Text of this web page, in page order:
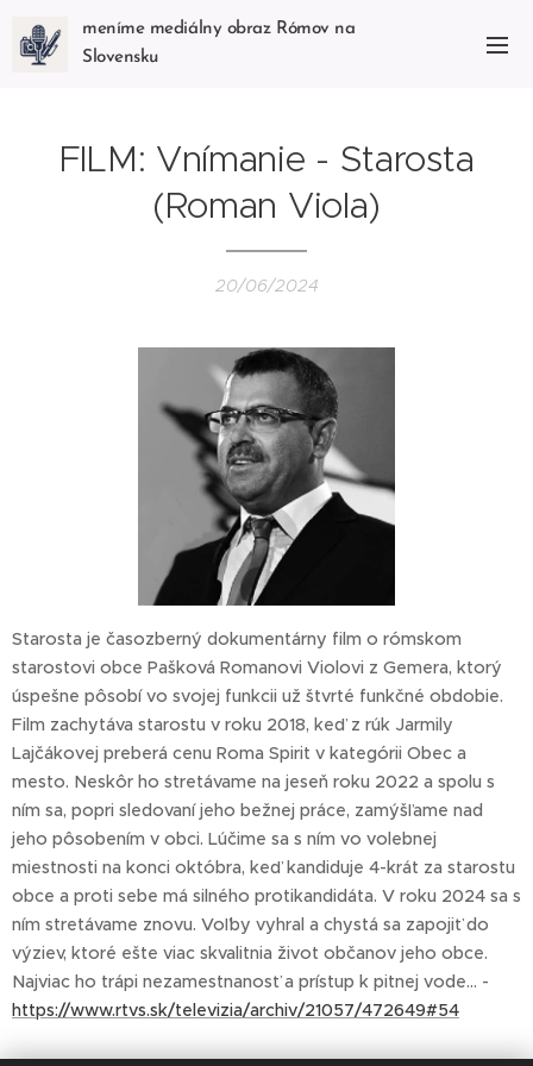
meníme mediálny obraz Rómov na
Slovensku
FILM: Vnímanie - Starosta
(Roman Viola)
20/06/2024
Starosta je časozberný dokumentárny film o rómskom
starostovi obce Pašková Romanovi Violovi z Gemera, ktorý
úspešne pôsobí vo svojej funkcii už štvrté funkčné obdobie.
Film zachytáva starostu v roku 2018, keď z rúk Jarmily
Lajčákovej preberá cenu Roma Spirit v kategórii Obec a
mesto. Neskôr ho stretávame na jeseň roku 2022 a spolu s
ním sa, popri sledovaní jeho bežnej práce, zamýšľame nad
jeho pôsobením v obci. Lúčime sa s ním vo volebnej
miestnosti na konci októbra, keď kandiduje 4-krát za starostu
obce a proti sebe má silného protikandidáta. V roku 2024 sa s
ním stretávame znovu. Voľby vyhral a chystá sa zapojiť do
výziev, ktoré ešte viac skvalitnia život občanov jeho obce.
Najviac ho trápi nezamestnanosť a prístup k pitnej vode... -
https://www.rtvs.sk/televizia/archiv/21057/472649#54